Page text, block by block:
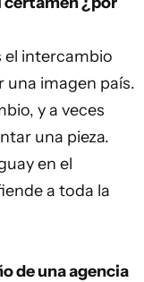
el intercambio
una imagen país.
y a veces
una pieza.
en el
a toda la
de una agencia